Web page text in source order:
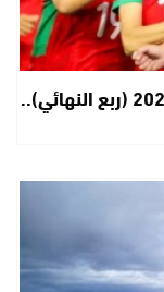
كأس أمم إفريقيا للسيدات – المغرب 2026 (ربع النهائي)..